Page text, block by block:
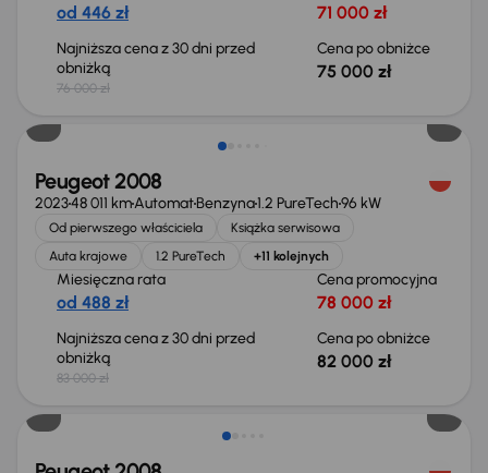
od 446 zł 71 000 zł
Najniższa cena z 30 dni przed
obniżką
76 000 zł
Cena po obniżce
75 000 zł
Taniej o 1 000 zł
Peugeot 2008
202348 011 kmAutomatBenzyna1.2 PureTech96 kW
Od pierwszego właściciela
Książka serwisowa
Auta krajowe
1.2 PureTech +11 kolejnych
Miesięczna rata
od 488 zł
Cena promocyjna
78 000 zł
Najniższa cena z 30 dni przed
obniżką
83 000 zł
Cena po obniżce
82 000 zł
Taniej o 1 500 zł